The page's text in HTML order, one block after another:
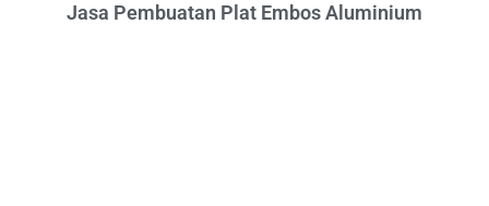
Jasa Pembuatan Plat Embos Aluminium